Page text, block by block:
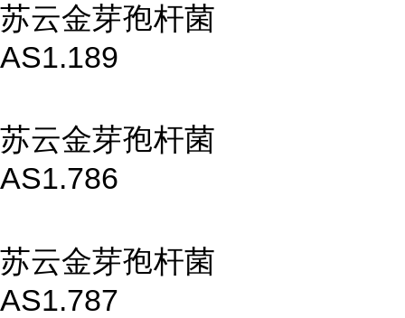
苏云金芽孢杆菌
AS1.189
苏云金芽孢杆菌
AS1.786
苏云金芽孢杆菌
AS1.787